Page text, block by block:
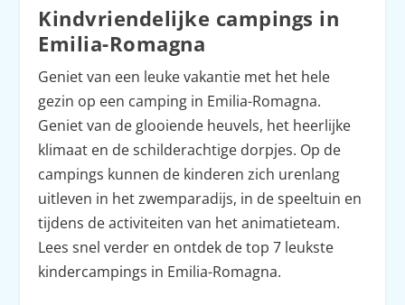
Kindvriendelijke campings in
Emilia-Romagna
Geniet van een leuke vakantie met het hele
gezin op een camping in Emilia-Romagna.
Geniet van de glooiende heuvels, het heerlijke
klimaat en de schilderachtige dorpjes. Op de
campings kunnen de kinderen zich urenlang
uitleven in het zwemparadijs, in de speeltuin en
tijdens de activiteiten van het animatieteam.
Lees snel verder en ontdek de top 7 leukste
kindercampings in Emilia-Romagna.